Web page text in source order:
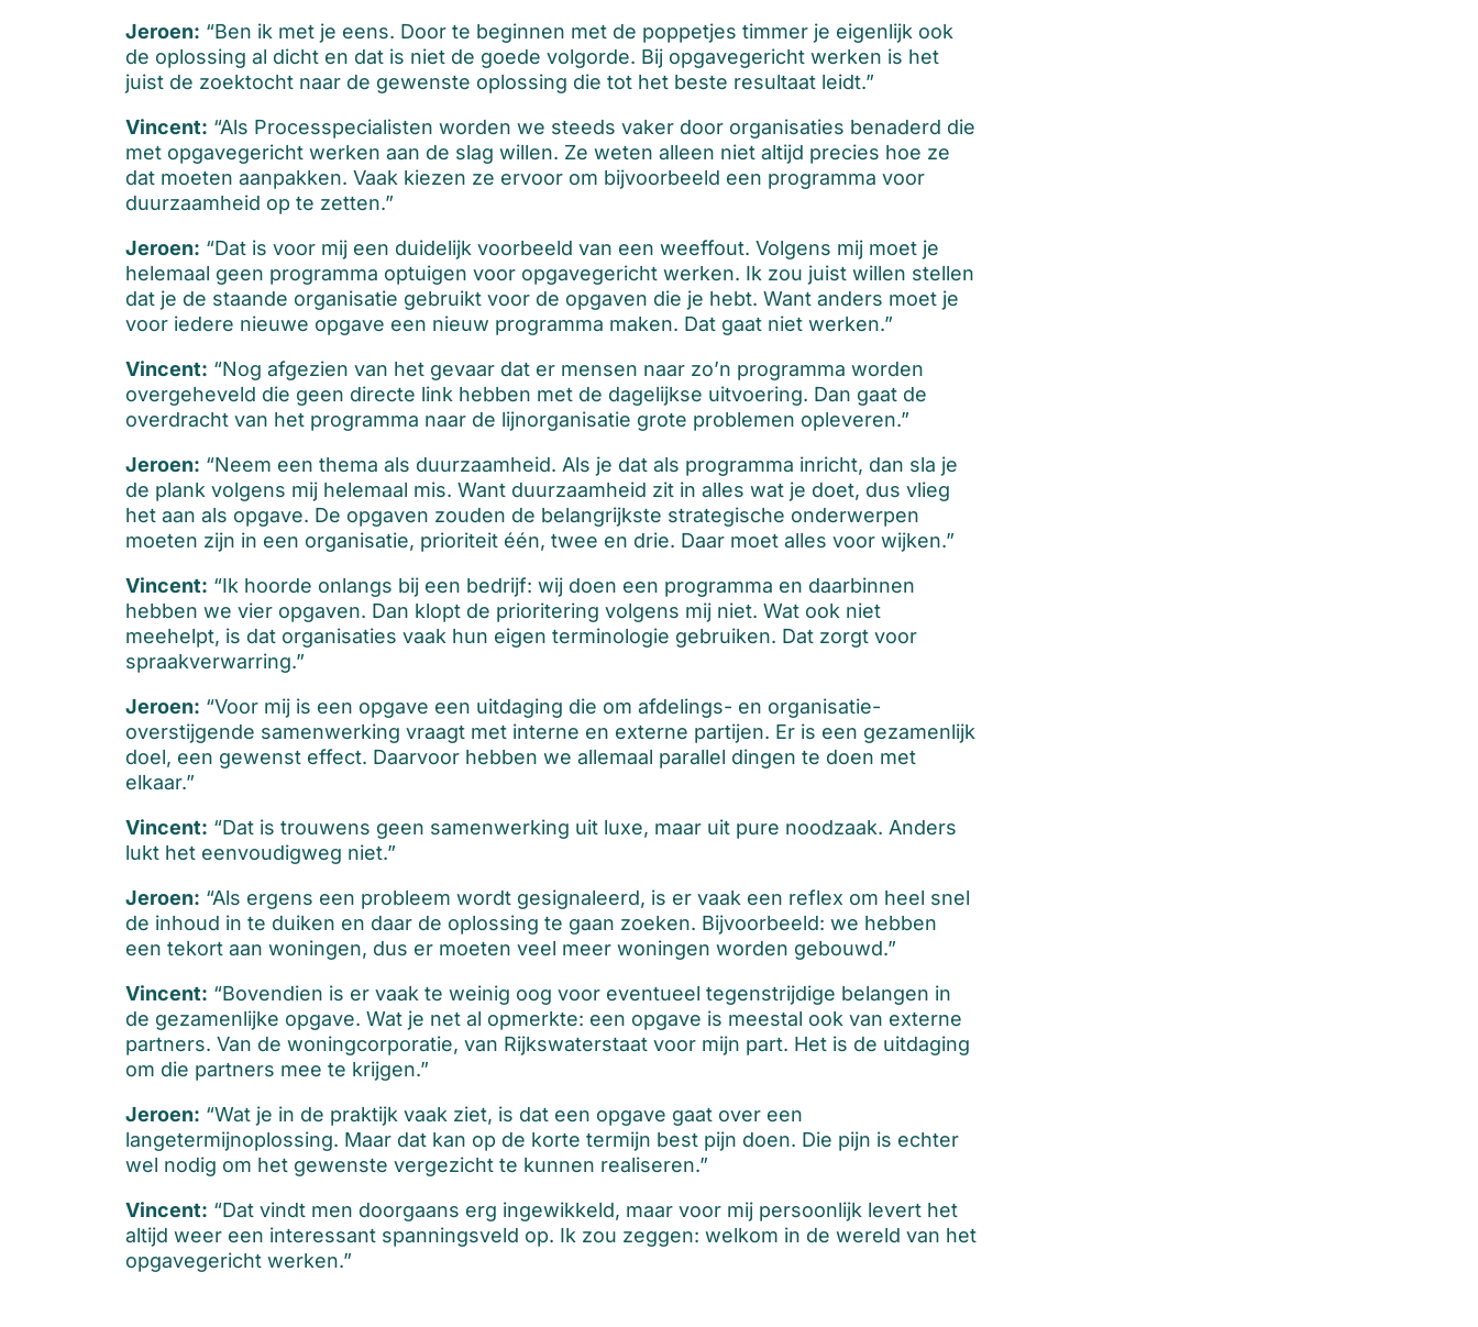
Jeroen: “Ben ik met je eens. Door te beginnen met de poppetjes timmer je eigenlijk ook
de oplossing al dicht en dat is niet de goede volgorde. Bij opgavegericht werken is het
juist de zoektocht naar de gewenste oplossing die tot het beste resultaat leidt.”
Vincent: “Als Processpecialisten worden we steeds vaker door organisaties benaderd die
met opgavegericht werken aan de slag willen. Ze weten alleen niet altijd precies hoe ze
dat moeten aanpakken. Vaak kiezen ze ervoor om bijvoorbeeld een programma voor
duurzaamheid op te zetten.”
Jeroen: “Dat is voor mij een duidelijk voorbeeld van een weeffout. Volgens mij moet je
helemaal geen programma optuigen voor opgavegericht werken. Ik zou juist willen stellen
dat je de staande organisatie gebruikt voor de opgaven die je hebt. Want anders moet je
voor iedere nieuwe opgave een nieuw programma maken. Dat gaat niet werken.”
Vincent: “Nog afgezien van het gevaar dat er mensen naar zo’n programma worden
overgeheveld die geen directe link hebben met de dagelijkse uitvoering. Dan gaat de
overdracht van het programma naar de lijnorganisatie grote problemen opleveren.”
Jeroen: “Neem een thema als duurzaamheid. Als je dat als programma inricht, dan sla je
de plank volgens mij helemaal mis. Want duurzaamheid zit in alles wat je doet, dus vlieg
het aan als opgave. De opgaven zouden de belangrijkste strategische onderwerpen
moeten zijn in een organisatie, prioriteit één, twee en drie. Daar moet alles voor wijken.”
Vincent: “Ik hoorde onlangs bij een bedrijf: wij doen een programma en daarbinnen
hebben we vier opgaven. Dan klopt de prioritering volgens mij niet. Wat ook niet
meehelpt, is dat organisaties vaak hun eigen terminologie gebruiken. Dat zorgt voor
spraakverwarring.”
Jeroen: “Voor mij is een opgave een uitdaging die om afdelings- en organisatie-
overstijgende samenwerking vraagt met interne en externe partijen. Er is een gezamenlijk
doel, een gewenst effect. Daarvoor hebben we allemaal parallel dingen te doen met
elkaar.”
Vincent: “Dat is trouwens geen samenwerking uit luxe, maar uit pure noodzaak. Anders
lukt het eenvoudigweg niet.”
Jeroen: “Als ergens een probleem wordt gesignaleerd, is er vaak een reflex om heel snel
de inhoud in te duiken en daar de oplossing te gaan zoeken. Bijvoorbeeld: we hebben
een tekort aan woningen, dus er moeten veel meer woningen worden gebouwd.”
Vincent: “Bovendien is er vaak te weinig oog voor eventueel tegenstrijdige belangen in
de gezamenlijke opgave. Wat je net al opmerkte: een opgave is meestal ook van externe
partners. Van de woningcorporatie, van Rijkswaterstaat voor mijn part. Het is de uitdaging
om die partners mee te krijgen.”
Jeroen: “Wat je in de praktijk vaak ziet, is dat een opgave gaat over een
langetermijnoplossing. Maar dat kan op de korte termijn best pijn doen. Die pijn is echter
wel nodig om het gewenste vergezicht te kunnen realiseren.”
Vincent: “Dat vindt men doorgaans erg ingewikkeld, maar voor mij persoonlijk levert het
altijd weer een interessant spanningsveld op. Ik zou zeggen: welkom in de wereld van het
opgavegericht werken.”